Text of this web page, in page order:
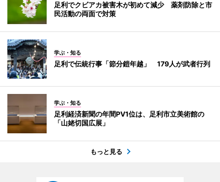
足利でクビアカ被害木が初めて減少 薬剤防除と市
民活動の両面で対策
学ぶ・知る
足利で伝統行事「節分鎧年越」 179人が武者行列
学ぶ・知る
足利経済新聞の年間PV1位は、足利市立美術館の
「山姥切国広展」
もっと見る